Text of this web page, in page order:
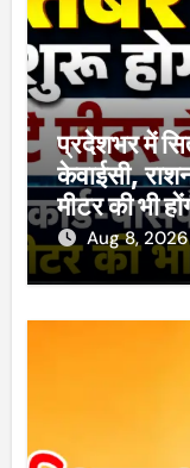
प्रदेशभर में
केवाईसी,
मीटर की भी
Aug 8, 2026